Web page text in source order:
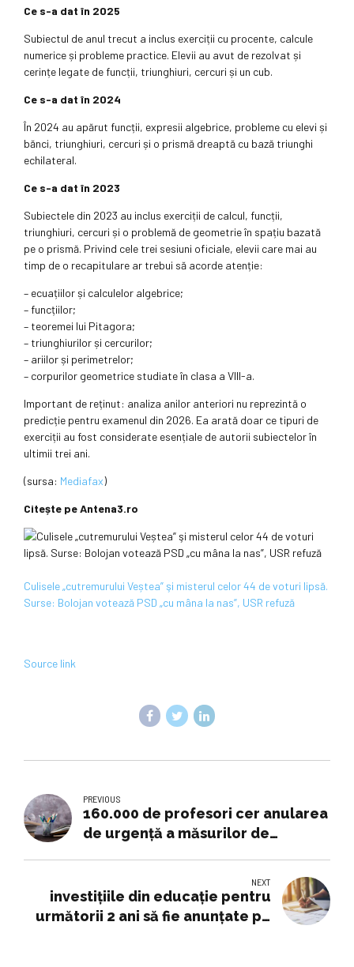
Ce s-a dat în 2025
Subiectul de anul trecut a inclus exerciții cu procente, calcule
numerice și probleme practice. Elevii au avut de rezolvat și
cerințe legate de funcții, triunghiuri, cercuri și un cub.
Ce s-a dat în 2024
În 2024 au apărut funcții, expresii algebrice, probleme cu elevi și
bănci, triunghiuri, cercuri și o prismă dreaptă cu bază triunghi
echilateral.
Ce s-a dat în 2023
Subiectele din 2023 au inclus exerciții de calcul, funcții,
triunghiuri, cercuri și o problemă de geometrie în spațiu bazată
pe o prismă. Privind cele trei sesiuni oficiale, elevii care mai au
timp de o recapitulare ar trebui să acorde atenție:
– ecuațiilor și calculelor algebrice;
– funcțiilor;
– teoremei lui Pitagora;
– triunghiurilor și cercurilor;
– ariilor și perimetrelor;
– corpurilor geometrice studiate în clasa a VIII-a.
Important de reținut: analiza anilor anteriori nu reprezintă o
predicție pentru examenul din 2026. Ea arată doar ce tipuri de
exerciții au fost considerate esențiale de autorii subiectelor în
ultimii trei ani.
(sursa: Mediafax)
Citește pe Antena3.ro
Culisele „cutremurului Veștea” şi misterul celor 44 de voturi lipsă.
Surse: Bolojan votează PSD „cu mâna la nas”, USR refuză
Source link
PREVIOUS
160.000 de profesori cer anularea
de urgență a măsurilor de
NEXT
investițiile din educație pentru
următorii 2 ani să fie anunțate pe